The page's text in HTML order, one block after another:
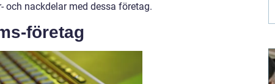
och nackdelar med dessa företag.
företag